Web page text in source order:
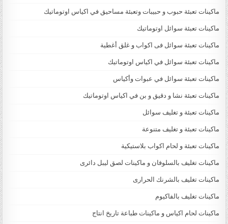
ماكينات تعبئة حبوب و حبيبات وتعبئة مساحيق في اكياس اوتوماتيك
ماكينات تعبئة سوائل اوتوماتيك
ماكينات تعبئة سوائل فى اكواب و غلق أغطية
ماكينات تعبئة سوائل في اكياس اوتوماتيك
ماكينات تعبئة سوائل في عبوات وأكياس
ماكينات تعبئة نشا و دقيق و بن في اكياس اوتوماتيك
ماكينات تعبئة و تغليف سوائل
ماكينات تعبئة و تغليف متنوعة
ماكينات تعبئة و لحام اكواب بلاستيكية
ماكينات تغليف بالسلوفان و ماكينات لصق ليبل دائرى
ماكينات تغليف بالشرنك الحرارى
ماكينات تغليف بالفاكيوم
ماكينات لحام اكياس و ماكينات طباعة تاريخ انتاج